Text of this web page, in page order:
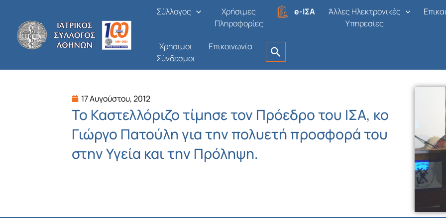
περιεχόμενο
Σύλλογος
Χρήσιμες
Πληροφορίες
e-ΙΣΑ
Άλλες Ηλεκτρονικές
Υπηρεσίες
Χρήσιμοι
Σύνδεσμοι
Επικοινωνία
17 Αυγούστου, 2012
Το Καστελλόριζο τίμησε τον Πρόεδρο του ΙΣΑ, κο
Γιώργο Πατούλη για την πολυετή προσφορά του
στην Υγεία και την Πρόληψη.